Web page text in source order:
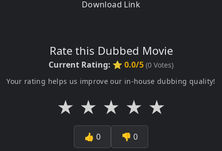
Download Link
Rate this Dubbed Movie
Current Rating: ⭐ 0.0/5 (0 Votes)
Your rating helps us improve our in-house dubbing quality!
★ ★ ★ ★ ★
👍 0 👎 0